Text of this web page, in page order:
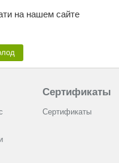
на нашем сайте
Сертификаты
Сертификаты